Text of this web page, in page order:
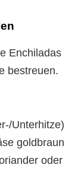
Enchiladas
bestreuen.
Unterhitze)
goldbraun
oder